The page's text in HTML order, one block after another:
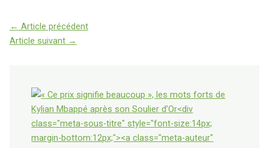
← Article précédent
Article suivant →